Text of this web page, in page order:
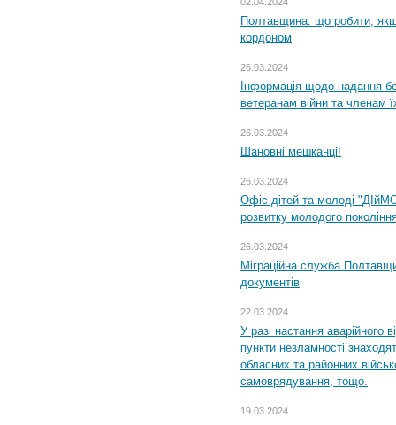
Полтавщина: що робити,
кордоном
26.03.2024
Інформація щодо надання
ветеранам війни та членам
26.03.2024
Шановні мешканці!
26.03.2024
Офіс дітей та молоді
розвитку молодого
26.03.2024
Міграційна служба
документів
22.03.2024
У разі настання аварійного
пункти незламності
обласних та районних
самоврядування, тощо.
19.03.2024